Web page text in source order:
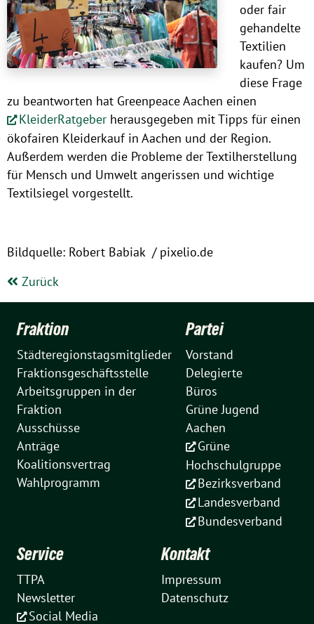
oder fair
gehandelte
Textilien
kaufen? Um
diese Frage
zu beantworten hat Greenpeace Aachen einen
KleiderRatgeber herausgegeben mit Tipps für einen
ökofairen Kleiderkauf in Aachen und der Region.
Außerdem werden die Probleme der Textilherstellung
für Mensch und Umwelt angerissen und wichtige
Textilsiegel vorgestellt.
Bildquelle: Robert Babiak / pixelio.de
Zurück
Fraktion
Städteregionstagsmitglieder
Fraktionsgeschäftsstelle
Arbeitsgruppen in der
Fraktion
Ausschüsse
Anträge
Koalitionsvertrag
Wahlprogramm
Partei
Vorstand
Delegierte
Büros
Grüne Jugend
Aachen
Grüne
Hochschulgruppe
Bezirksverband
Landesverband
Bundesverband
Service
TTPA
Newsletter
Social Media
Kontakt
Impressum
Datenschutz